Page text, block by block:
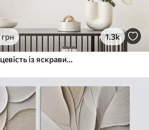
грн 1.3k